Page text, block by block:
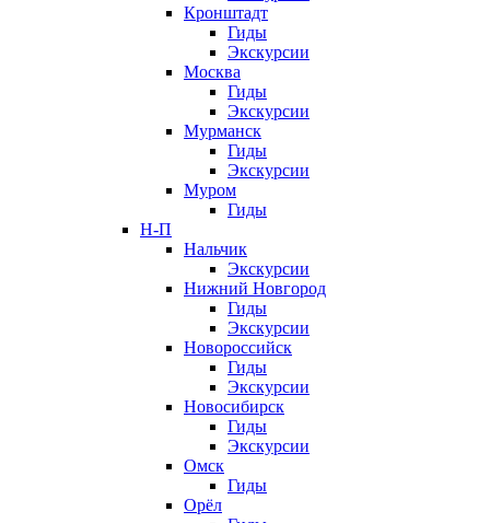
Кронштадт
Гиды
Экскурсии
Москва
Гиды
Экскурсии
Мурманск
Гиды
Экскурсии
Муром
Гиды
Н-П
Нальчик
Экскурсии
Нижний Новгород
Гиды
Экскурсии
Новороссийск
Гиды
Экскурсии
Новосибирск
Гиды
Экскурсии
Омск
Гиды
Орёл